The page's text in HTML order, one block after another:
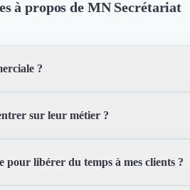
à propos de MN Secrétariat
?
à optimiser votre gestion. Cela inclut
sur leur métier ?
prenant en charge leurs tâches
pour libérer du temps à mes clients ?